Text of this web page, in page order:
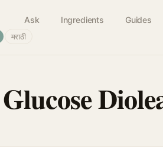
Ask Ingredients Guides
मराठी